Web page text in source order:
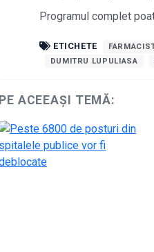
Programul complet
ETICHETE
DUMITRU LUPULIASA
PE ACEEAȘI TEMĂ: